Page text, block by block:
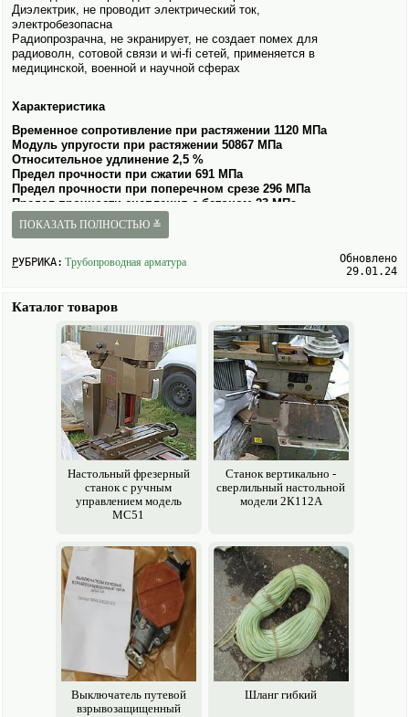
Диэлектрик, не проводит электрический ток,
электро­безопасна
Радиопрозрачна, не экранирует, не создает помех для
радиоволн, сотовой связи и wi-fi сетей, применяется в
медицинской, военной и научной сферах
Характеристика
Временное сопротивление при растяжении 1120 МПа
Модуль упругости при растяжении 50867 МПа
Относительное удлинение 2,5 %
Предел прочности при сжатии 691 МПа
Предел прочности при поперечном срезе 296 МПа
Предел прочности сцепления с бетоном 23 МПа
Коэффициент линейного расширения 9-12 αх*10-5/°C
Плотность 2000 кг/м3
средам
Коэффициент теплопроводности 0,46 Вт/(моС)
Выпускаемые профили 4 – 20
любая длина по требованию
заказчика
Долговечность не менее 80 лет
Регламентирующие документы
ГОСТ 31938-2012
СП 63.13330.2012
ТУ229600-002-23336406-2015
ПОКАЗАТЬ ПОЛНОСТЬЮ ≚
РУБРИКА: Трубопроводная арматура
Обновлено
29.01.24
Каталог товаров
Настольный фрезерный
станок с ручным
управлением модель
МС51
Станок вертикально -
сверлильный настольной
модели 2К112А
Выключатель путевой
взрывозащищенный
Шланг гибкий